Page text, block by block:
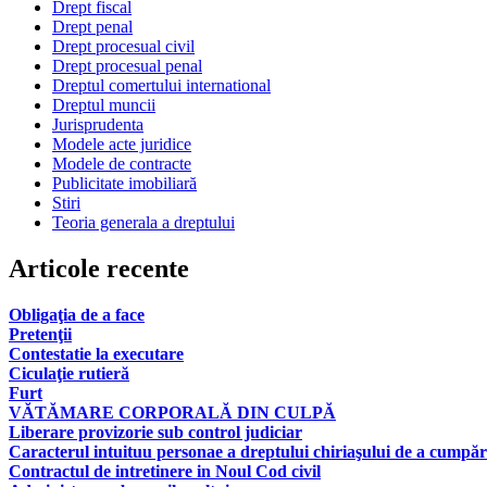
Drept fiscal
Drept penal
Drept procesual civil
Drept procesual penal
Dreptul comertului international
Dreptul muncii
Jurisprudenta
Modele acte juridice
Modele de contracte
Publicitate imobiliară
Stiri
Teoria generala a dreptului
Articole recente
Obligaţia de a face
Pretenţii
Contestatie la executare
Ciculaţie rutieră
Furt
VĂTĂMARE CORPORALĂ DIN CULPĂ
Liberare provizorie sub control judiciar
Caracterul intuituu personae a dreptului chiriaşului de a
Contractul de intretinere in Noul Cod civil